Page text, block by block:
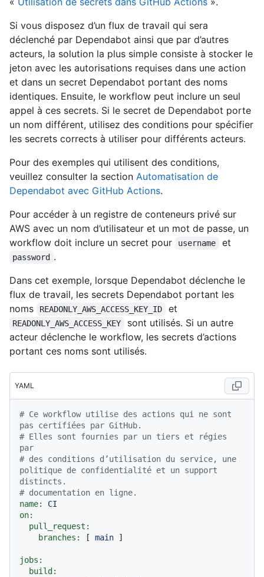
Si vous disposez d’un flux de travail qui sera
déclenché par Dependabot ainsi que par d’autres
acteurs, la solution la plus simple consiste à stocker le
jeton avec les autorisations requises dans une action
et dans un secret Dependabot portant des noms
identiques. Ensuite, le workflow peut inclure un seul
appel à ces secrets. Si le secret de Dependabot porte
un nom différent, utilisez des conditions pour spécifier
les secrets corrects à utiliser pour différents acteurs.
Pour des exemples qui utilisent des conditions,
veuillez consulter la section Automatisation de
Dependabot avec GitHub Actions.
Pour accéder à un registre de conteneurs privé sur
AWS avec un nom d’utilisateur et un mot de passe, un
workflow doit inclure un secret pour
username et
password .
Dans cet exemple, lorsque Dependabot déclenche le
flux de travail, les secrets Dependabot portant les
noms
READONLY_AWS_ACCESS_KEY_ID et
READONLY_AWS_ACCESS_KEY
sont utilisés. Si un autre
acteur déclenche le workflow, les secrets d’actions
portant ces noms sont utilisés.
YAML
# Ce workflow utilise des actions qui ne sont
pas certifiées par GitHub.
# Elles sont fournies par un tiers et régies
par
# des conditions d’utilisation du service, une
politique de confidentialité et un support
distincts.
# documentation en ligne.
name:
CI
on:
pull_request:
branches:
[ main ]
jobs:
build: